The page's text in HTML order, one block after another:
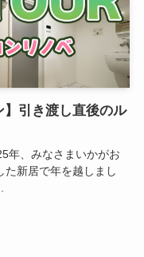
】引き渡し直後のル
年、みなさまいかがお
新居で年を越しまし